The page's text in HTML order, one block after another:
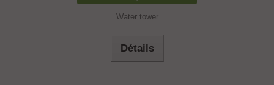
Water tower
Détails